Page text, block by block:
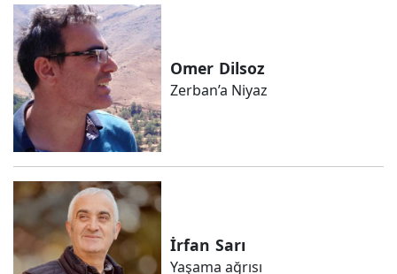
Omer Dilsoz
Zerban’a Niyaz
İrfan Sarı
Yaşama ağrısı